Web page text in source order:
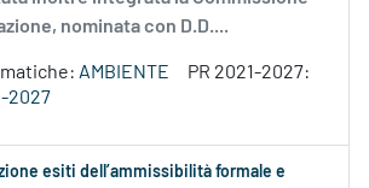
nominata con D.D....
AMBIENTE
PR 2021-2027:
2027
esiti dell’ammissibilità formale e